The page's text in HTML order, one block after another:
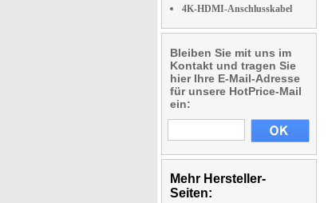
4K-HDMI-Anschlusskabel
Bleiben Sie mit uns im
Kontakt und tragen Sie
hier Ihre E-Mail-Adresse
für unsere HotPrice-Mail
ein:
Mehr Hersteller-
Seiten: